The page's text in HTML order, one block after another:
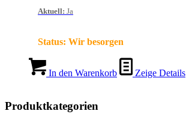
Aktuell: Ja
Status: Wir besorgen
In den Warenkorb Zeige Details
Produktkategorien